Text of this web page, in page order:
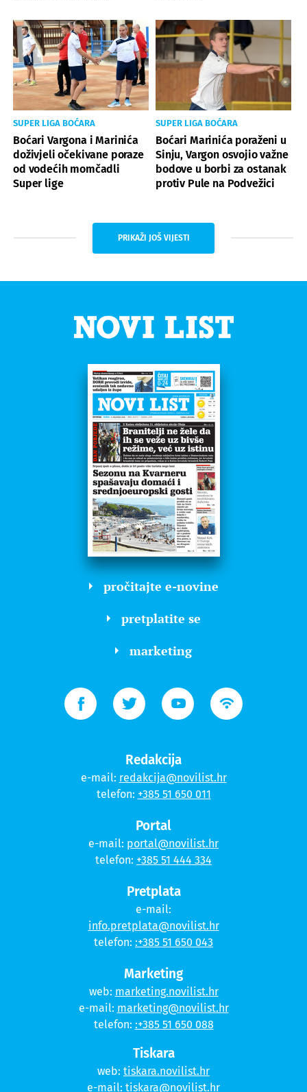
SUPER LIGA BOĆARA
Boćari Vargona i Marinića
doživjeli očekivane poraze
od vodećih momčadli
Super lige
SUPER LIGA BOĆARA
Boćari Marinića poraženi u
Sinju, Vargon osvojio važne
bodove u borbi za ostanak
protiv Pule na Podvežici
PRIKAŽI JOŠ VIJESTI
pročitajte e-novine
pretplatite se
marketing
Redakcija
e-mail: redakcija@novilist.hr
telefon: +385 51 650 011
Portal
e-mail: portal@novilist.hr
telefon: +385 51 444 334
Pretplata
e-mail:
info.pretplata@novilist.hr
telefon: :+385 51 650 043
Marketing
web: marketing.novilist.hr
e-mail: marketing@novilist.hr
telefon: :+385 51 650 088
Tiskara
web: tiskara.novilist.hr
e-mail: tiskara@novilist.hr